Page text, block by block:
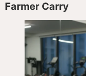
Farmer Carry